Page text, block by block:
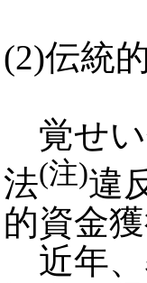
(2)伝統
覚せい
法(注)違
的資金
近年、